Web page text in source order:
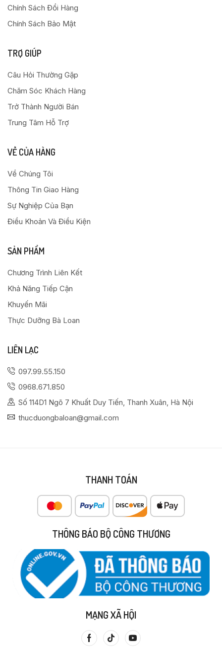
Chính Sách Đổi Hàng
Chính Sách Bảo Mật
TRỢ GIÚP
Câu Hỏi Thường Gặp
Chăm Sóc Khách Hàng
Trở Thành Người Bán
Trung Tâm Hỗ Trợ
VỀ CỦA HÀNG
Về Chúng Tôi
Thông Tin Giao Hàng
Sự Nghiệp Của Bạn
Điều Khoản Và Điều Kiện
SẢN PHẨM
Chương Trình Liên Kết
Khả Năng Tiếp Cận
Khuyến Mãi
Thực Dưỡng Bà Loan
LIÊN LẠC
097.99.55.150
0968.671.850
Số 114D1 Ngõ 7 Khuất Duy Tiến, Thanh Xuân, Hà Nội
thucduongbaloan@gmail.com
THANH TOÁN
THÔNG BÁO BỘ CÔNG THƯƠNG
MẠNG XÃ HỘI